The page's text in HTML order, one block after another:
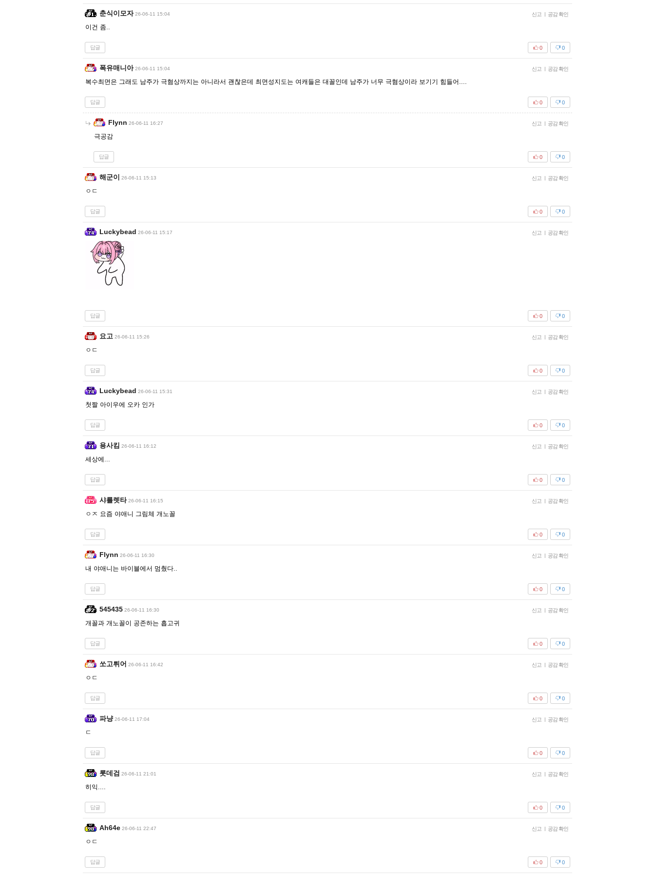
춘식이모자 26-06-11 15:04 신고 | 공감 확인
이건 좀..
답글 0
0
폭유매니아 26-06-11 15:04 신고 | 공감 확인
복수최면은 그래도 남주가 극혐상까지는 아니라서 괜찮은데 최면성지도는 여캐들은 대꼴인데 남주가 너무 극혐상이라 보기기 힘들어....
답글 0
0
Flynn 26-06-11 16:27 신고 | 공감 확인
극공감
답글 0
0
해군이 26-06-11 15:13 신고 | 공감 확인
ㅇㄷ
답글 0
0
Luckybead 26-06-11 15:17 신고 | 공감 확인
답글 0
0
요고 26-06-11 15:26 신고 | 공감 확인
ㅇㄷ
답글 0
0
Luckybead 26-06-11 15:31 신고 | 공감 확인
첫짤 아이우에 오카 인가
답글 0
0
용사킴 26-06-11 16:12 신고 | 공감 확인
세상에...
답글 0
0
샤를렛타 26-06-11 16:15 신고 | 공감 확인
ㅇㅈ 요즘 야애니 그림체 개노꼴
답글 0
0
Flynn 26-06-11 16:30 신고 | 공감 확인
내 야애니는 바이블에서 멈췄다..
답글 0
0
545435 26-06-11 16:30 신고 | 공감 확인
개꼴과 개노꼴이 공존하는 흡고귀
답글 0
0
쏘고튀어 26-06-11 16:42 신고 | 공감 확인
ㅇㄷ
답글 0
0
파냥 26-06-11 17:04 신고 | 공감 확인
ㄷ
답글 0
0
롯데검 26-06-11 21:01 신고 | 공감 확인
히익....
답글 0
0
Ah64e 26-06-11 22:47 신고 | 공감 확인
ㅇㄷ
답글 0
0